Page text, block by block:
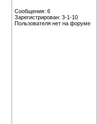
Сообщения: 6
Зарегистрирован: 3-1-10
Пользователя нет на форуме